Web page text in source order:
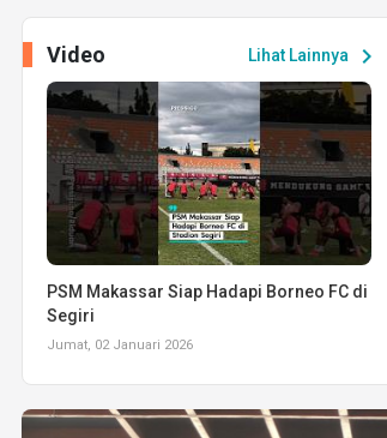
Lihat Lainnya chevron_right
Video
PSM Makassar Siap Hadapi Borneo FC di
Segiri
Jumat, 02 Januari 2026